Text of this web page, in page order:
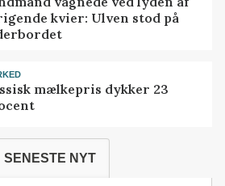
kvier: Ulven stod på
mælkepris dykker 23
SENESTE NYT